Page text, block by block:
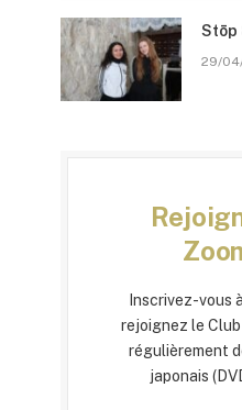
Stōp
29/
Inscrivez-vous
rejoignez le
régulièrement
japonais